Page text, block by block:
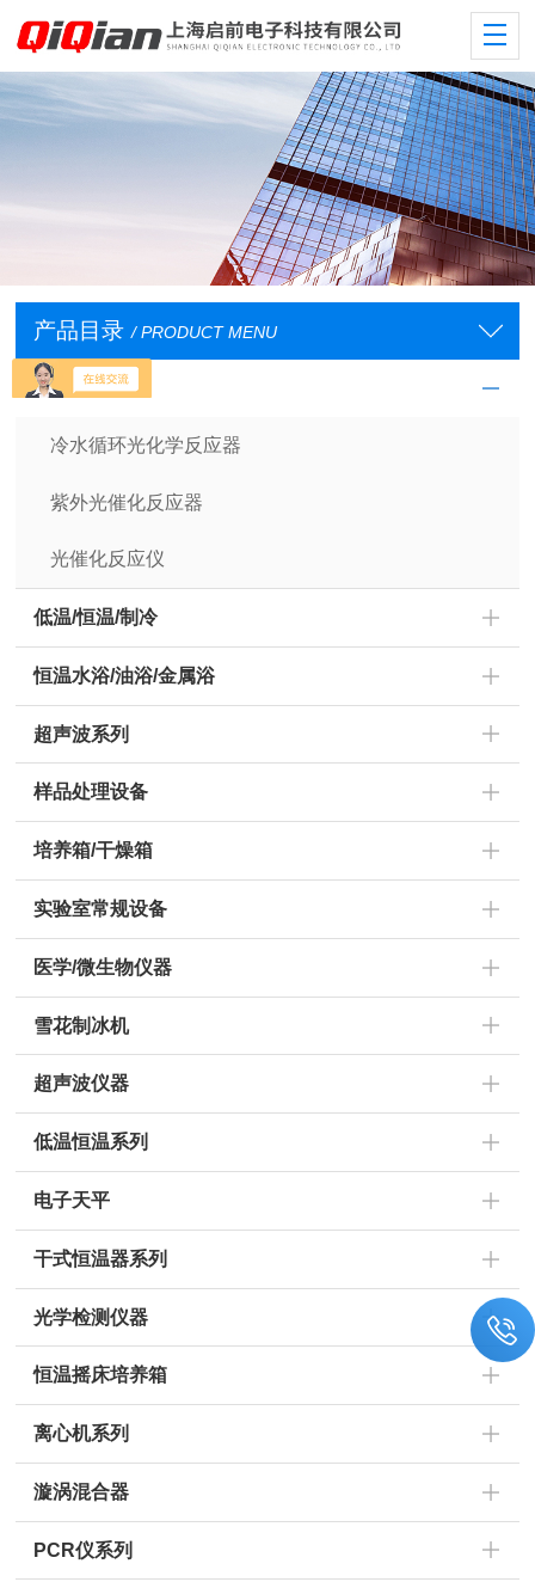
产品目录 / PRODUCT MENU
光学反应仪器
冷水循环光化学反应器
紫外光催化反应器
光催化反应仪
低温/恒温/制冷
恒温水浴/油浴/金属浴
超声波系列
样品处理设备
培养箱/干燥箱
实验室常规设备
医学/微生物仪器
雪花制冰机
超声波仪器
低温恒温系列
电子天平
干式恒温器系列
光学检测仪器
恒温摇床培养箱
离心机系列
漩涡混合器
PCR仪系列